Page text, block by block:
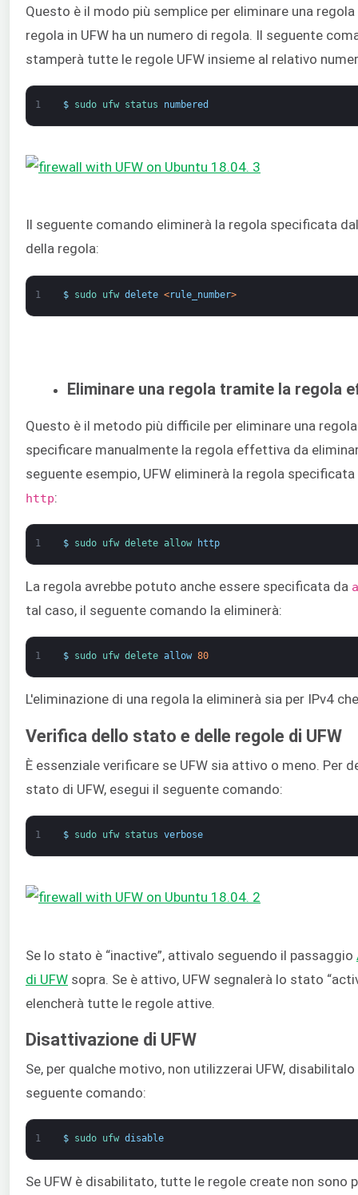
Questo è il modo più semplice per eliminare una regola
regola in UFW ha un numero di regola. Il seguente
stamperà tutte le regole UFW insieme al relativo
1 $ sudo ufw status numbered
Il seguente comando eliminerà la regola specificata
della regola:
1 $ sudo ufw delete <rule_number>
Eliminare una regola tramite la regola
Questo è il metodo più difficile per eliminare una
specificare manualmente la regola effettiva da
seguente esempio, UFW eliminerà la regola
http:
1 $ sudo ufw delete allow http
La regola avrebbe potuto anche essere specificata da
tal caso, il seguente comando la eliminerà:
1 $ sudo ufw delete allow 80
L'eliminazione di una regola la eliminerà sia per IPv4
Verifica dello stato e delle regole di UFW
È essenziale verificare se UFW sia attivo o meno. Per
stato di UFW, esegui il seguente comando:
1 $ sudo ufw status verbose
Se lo stato è “inactive”, attivalo seguendo il passaggio
di UFW sopra. Se è attivo, UFW segnalerà lo stato
elencherà tutte le regole attive.
Disattivazione di UFW
Se, per qualche motivo, non utilizzerai UFW,
seguente comando:
1 $ sudo ufw disable
Se UFW è disabilitato, tutte le regole create non sono